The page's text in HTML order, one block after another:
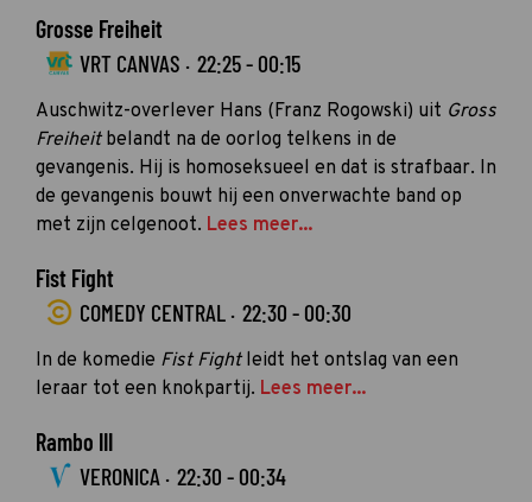
Grosse Freiheit
VRT CANVAS · 22:25 - 00:15
Auschwitz-overlever Hans (Franz Rogowski) uit Gross
Freiheit belandt na de oorlog telkens in de
gevangenis. Hij is homoseksueel en dat is strafbaar. In
de gevangenis bouwt hij een onverwachte band op
met zijn celgenoot. Lees meer...
Fist Fight
COMEDY CENTRAL · 22:30 - 00:30
In de komedie Fist Fight leidt het ontslag van een
leraar tot een knokpartij. Lees meer...
Rambo III
VERONICA · 22:30 - 00:34